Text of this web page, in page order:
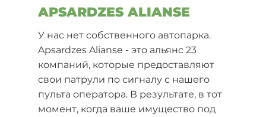
У нас нет собственного автопарка.
Apsardzes Alianse - это альянс 23
компаний, которые предоставляют
свои патрули по сигналу с нашего
пульта оператора. В результате, в тот
момент, когда ваше имущество под
APSARDZES ALIANSE